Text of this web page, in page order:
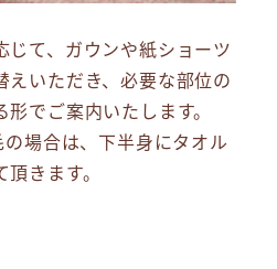
じて、ガウンや紙ショーツ
えいただき、必要な部位の
形でご案内いたします。
場合は、下半身にタオル
きます。